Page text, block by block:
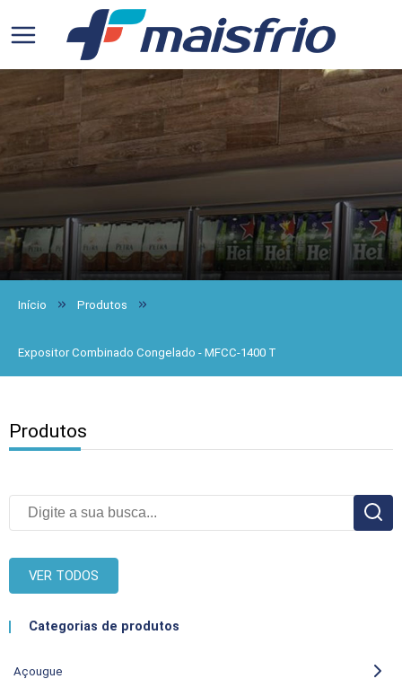
Início Produtos
Expositor Combinado Congelado - MFCC-1400 T
Produtos
VER TODOS
Categorias de produtos
Açougue